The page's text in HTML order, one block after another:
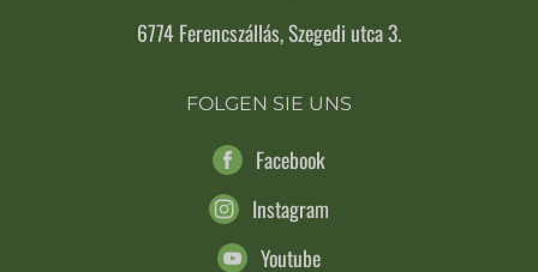
6774 Ferencszállás, Szegedi utca 3.
FOLGEN SIE UNS
Facebook
Instagram
Youtube